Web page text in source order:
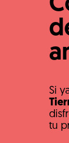
Si
tu